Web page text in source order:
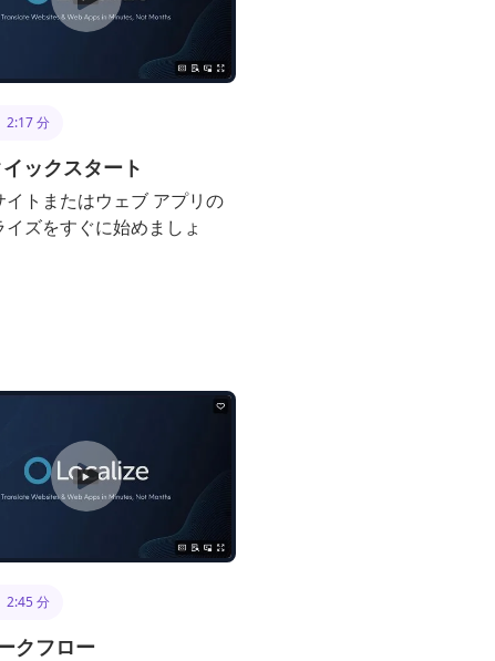
2:17 分
ックスタート
イトまたはウェブ アプリの
イズをすぐに始めましょ
2:45 分
クフロー